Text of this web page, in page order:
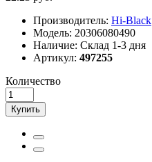
Производитель: Hi-Black
Модель: 20306080490
Наличие: Склад 1-3 дня
Артикул: 497255
Количество
Купить